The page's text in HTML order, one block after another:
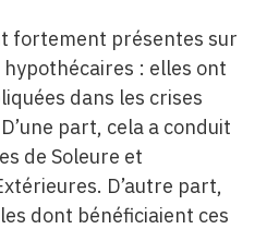
fortement présentes sur
: elles ont
dans les crises
part, cela a conduit
de Soleure et
D’autre part,
dont bénéficiaient ces